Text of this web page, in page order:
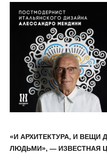
«И АРХИТЕКТУРА, И ВЕЩИ
ЛЮДЬМИ», — ИЗВЕСТНАЯ